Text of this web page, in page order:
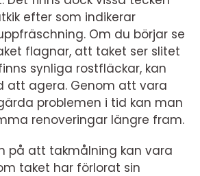
efter som indikerar
Om du börjar se
flagnar, att taket ser slitet
synliga rostfläckar, kan
att agera. Genom att vara
problemen i tid kan man
renoveringar längre fram.
på att takmålning kan vara
taket har förlorat sin